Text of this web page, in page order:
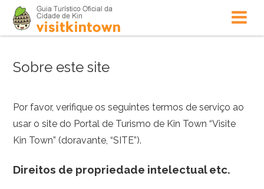
Sobre este site
Por favor, verifique os seguintes termos de serviço ao
usar o site do Portal de Turismo de Kin Town “Visite
Kin Town” (doravante, “SITE”).
Direitos de propriedade intelectual etc.